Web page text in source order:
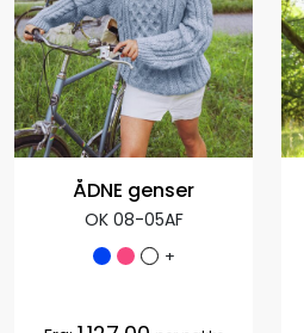
ÅDNE genser
OK 08-05AF
+